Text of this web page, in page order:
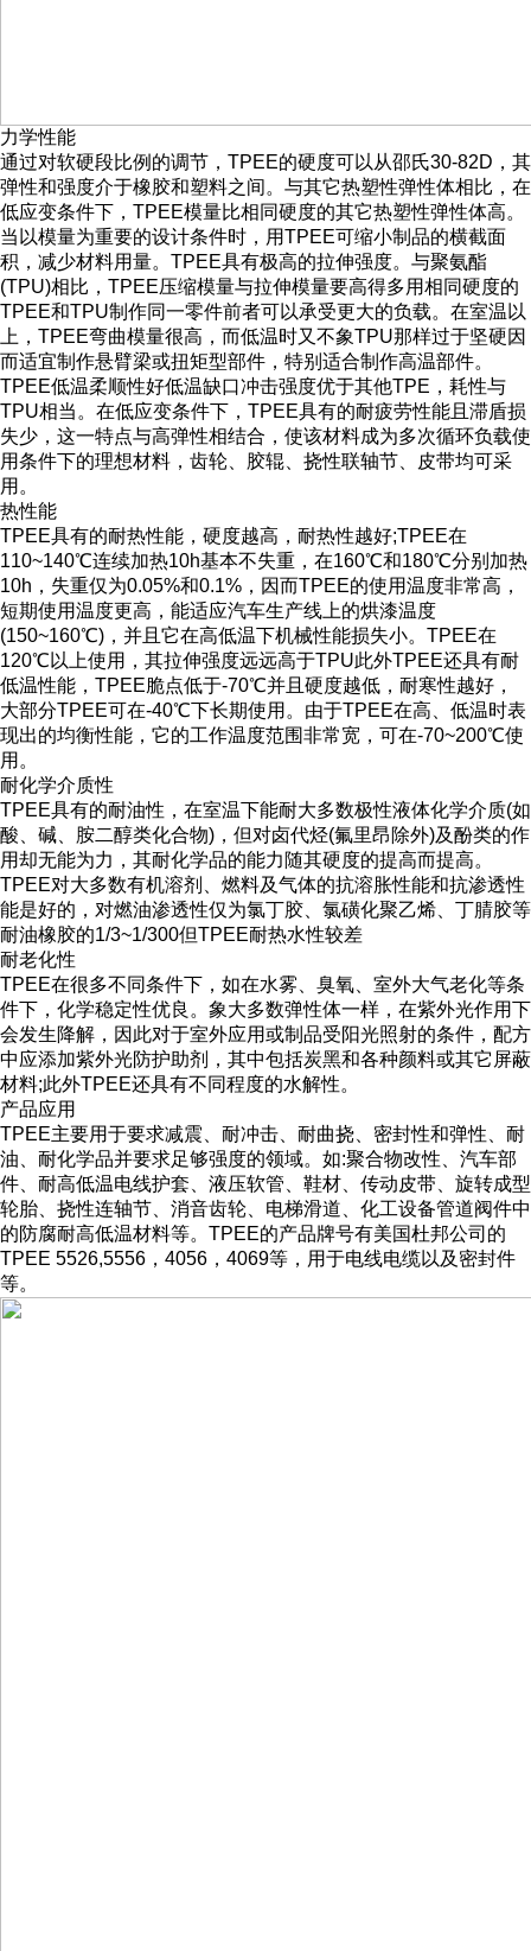
力学性能
通过对软硬段比例的调节，TPEE的硬度可以从邵氏30-82D，其
弹性和强度介于橡胶和塑料之间。与其它热塑性弹性体相比，在
低应变条件下，TPEE模量比相同硬度的其它热塑性弹性体高。
当以模量为重要的设计条件时，用TPEE可缩小制品的横截面
积，减少材料用量。TPEE具有极高的拉伸强度。与聚氨酯
(TPU)相比，TPEE压缩模量与拉伸模量要高得多用相同硬度的
TPEE和TPU制作同一零件前者可以承受更大的负载。在室温以
上，TPEE弯曲模量很高，而低温时又不象TPU那样过于坚硬因
而适宜制作悬臂梁或扭矩型部件，特别适合制作高温部件。
TPEE低温柔顺性好低温缺口冲击强度优于其他TPE，耗性与
TPU相当。在低应变条件下，TPEE具有的耐疲劳性能且滞盾损
失少，这一特点与高弹性相结合，使该材料成为多次循环负载使
用条件下的理想材料，齿轮、胶辊、挠性联轴节、皮带均可采
用。
热性能
TPEE具有的耐热性能，硬度越高，耐热性越好;TPEE在
110~140℃连续加热10h基本不失重，在160℃和180℃分别加热
10h，失重仅为0.05%和0.1%，因而TPEE的使用温度非常高，
短期使用温度更高，能适应汽车生产线上的烘漆温度
(150~160℃)，并且它在高低温下机械性能损失小。TPEE在
120℃以上使用，其拉伸强度远远高于TPU此外TPEE还具有耐
低温性能，TPEE脆点低于-70℃并且硬度越低，耐寒性越好，
大部分TPEE可在-40℃下长期使用。由于TPEE在高、低温时表
现出的均衡性能，它的工作温度范围非常宽，可在-70~200℃使
用。
耐化学介质性
TPEE具有的耐油性，在室温下能耐大多数极性液体化学介质(如
酸、碱、胺二醇类化合物)，但对卤代烃(氟里昂除外)及酚类的作
用却无能为力，其耐化学品的能力随其硬度的提高而提高。
TPEE对大多数有机溶剂、燃料及气体的抗溶胀性能和抗渗透性
能是好的，对燃油渗透性仅为氯丁胶、氯磺化聚乙烯、丁腈胶等
耐油橡胶的1/3~1/300但TPEE耐热水性较差
耐老化性
TPEE在很多不同条件下，如在水雾、臭氧、室外大气老化等条
件下，化学稳定性优良。象大多数弹性体一样，在紫外光作用下
会发生降解，因此对于室外应用或制品受阳光照射的条件，配方
中应添加紫外光防护助剂，其中包括炭黑和各种颜料或其它屏蔽
材料;此外TPEE还具有不同程度的水解性。
产品应用
TPEE主要用于要求减震、耐冲击、耐曲挠、密封性和弹性、耐
油、耐化学品并要求足够强度的领域。如:聚合物改性、汽车部
件、耐高低温电线护套、液压软管、鞋材、传动皮带、旋转成型
轮胎、挠性连轴节、消音齿轮、电梯滑道、化工设备管道阀件中
的防腐耐高低温材料等。TPEE的产品牌号有美国杜邦公司的
TPEE 5526,5556，4056，4069等，用于电线电缆以及密封件
等。